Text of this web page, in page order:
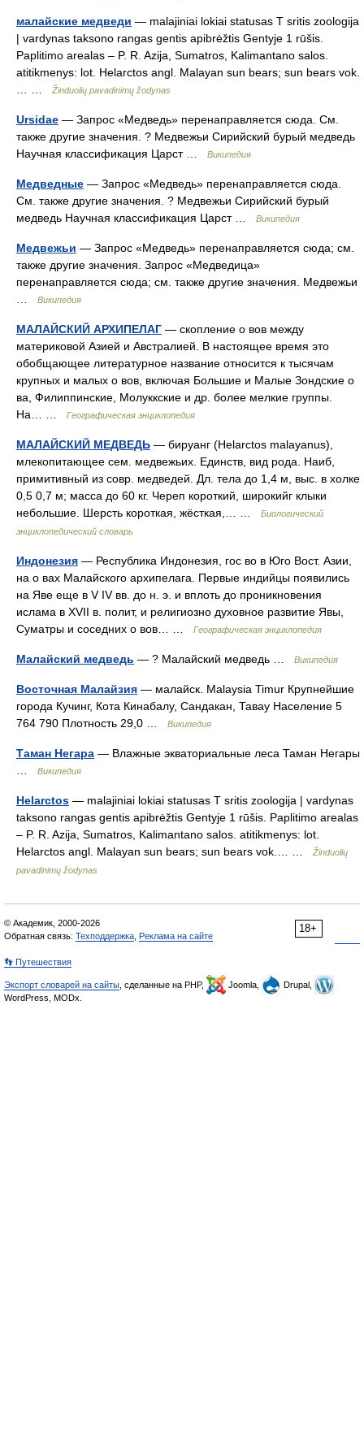
малайские медведи — malajiniai lokiai statusas T sritis zoologija
| vardynas taksono rangas gentis apibrėžtis Gentyje 1 rūšis.
Paplitimo arealas – P. R. Azija, Sumatros, Kalimantano salos.
atitikmenys: lot. Helarctos angl. Malayan sun bears; sun bears vok.
Žinduolių pavadinimų žodynas
Ursidae — Запрос «Медведь» перенаправляется сюда. Cм.
также другие значения. ? Медвежьи Сирийский бурый медведь
Научная классификация Царст …
Википедия
Медведные — Запрос «Медведь» перенаправляется сюда.
Cм. также другие значения. ? Медвежьи Сирийский бурый
медведь Научная классификация Царст …
Википедия
Медвежьи — Запрос «Медведь» перенаправляется сюда; см.
также другие значения. Запрос «Медведица»
перенаправляется сюда; см. также другие значения. Медвежьи
Википедия
МАЛАЙСКИЙ АРХИПЕЛАГ — скопление о вов между
материковой Азией и Австралией. В настоящее время это
обобщающее литературное название относится к тысячам
крупных и малых о вов, включая Большие и Малые Зондские о
ва, Филиппинские, Молуккские и др. более мелкие группы.
На… …
Географическая энциклопедия
МАЛАЙСКИЙ МЕДВЕДЬ — бируанг (Helarctos malayanus),
млекопитающее сем. медвежьих. Единств, вид рода. Наиб,
примитивный из совр. медведей. Дл. тела до 1,4 м, выс. в холке
0,5 0,7 м; масса до 60 кг. Череп короткий, широкийг клыки
небольшие. Шерсть короткая, жёсткая,… …
Биологический
энциклопедический словарь
Индонезия — Республика Индонезия, гос во в Юго Вост. Азии,
на о вах Малайского архипелага. Первые индийцы появились
на Яве еще в V IV вв. до н. э. и вплоть до проникновения
ислама в XVII в. полит, и религиозно духовное развитие Явы,
Суматры и соседних о вов… …
Географическая энциклопедия
Малайский медведь — ? Малайский медведь … Википедия
Восточная Малайзия — малайск. Malaysia Timur Крупнейшие
города Кучинг, Кота Кинабалу, Сандакан, Тавау Население 5
764 790 Плотность 29,0 …
Википедия
Таман Негара — Влажные экваториальные леса Таман Негары
Википедия
Helarctos — malajiniai lokiai statusas T sritis zoologija | vardynas
taksono rangas gentis apibrėžtis Gentyje 1 rūšis. Paplitimo arealas
– P. R. Azija, Sumatros, Kalimantano salos. atitikmenys: lot.
Helarctos angl. Malayan sun bears; sun bears vok.… …
Žinduolių
pavadinimų žodynas
18+
© Академик, 2000-2026
Обратная связь: Техподдержка Реклама на сайте
👣 Путешествия
Экспорт словарей на сайты , сделанные на PHP, Joomla,
Drupal,
WordPress, MODx.